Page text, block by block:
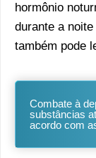
hormônio
durante a
também pode
Combate à
substâncias
acordo com